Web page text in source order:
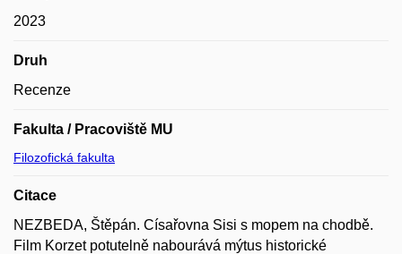
2023
Druh
Recenze
Fakulta / Pracoviště MU
Filozofická fakulta
Citace
NEZBEDA, Štěpán. Císařovna Sisi s mopem na chodbě.
Film Korzet potutelně nabourává mýtus historické